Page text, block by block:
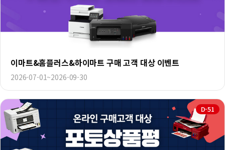
이마트&홈플러스&하이마트 구매 고객 대상 이벤트
2026-07-01~2026-09-30
D-51